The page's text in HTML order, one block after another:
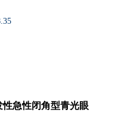
急性闭角型青光眼